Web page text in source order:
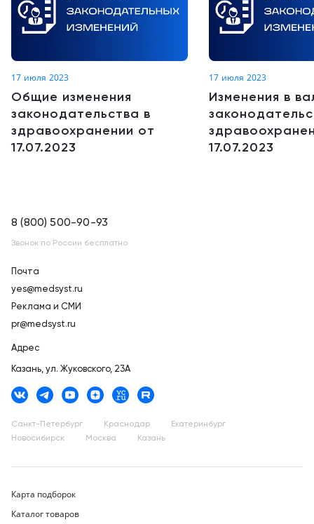
17 июля 2023
Общие изменения
законодательства в
здравоохранении от
17.07.2023
17 июля 2023
Изменения в
17.07.2023
8 (800) 500-90-93
Звонок по России бесплатно
Почта
yes@medsyst.ru
Реклама и СМИ
pr@medsyst.ru
Адрес
Казань, ул. Жуковского, 23А
Санкт-Петербург Краснодар
Екатеринбург
Новосибирск
Москва Казань
Карта подборок
Каталог товаров